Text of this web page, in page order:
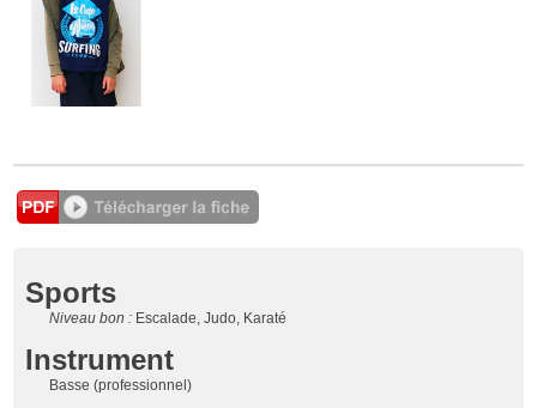
Sports
Niveau bon : Escalade, Judo, Karaté
Instrument
Basse (professionnel)